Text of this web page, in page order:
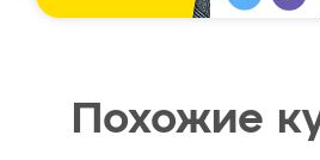
Похожие